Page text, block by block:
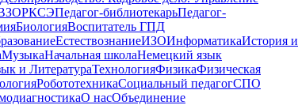
ОРКСЭПедагог-библиотекарьПедагог-
БиологияВоспитатель ГПД
ЕстествознаниеИЗОИнформатикаИстория и
МузыкаНачальная школаНемецкий язык
и ЛитератураТехнологияФизикаФизическая
РобототехникаСоциальный педагогСПО
О насОбъединение